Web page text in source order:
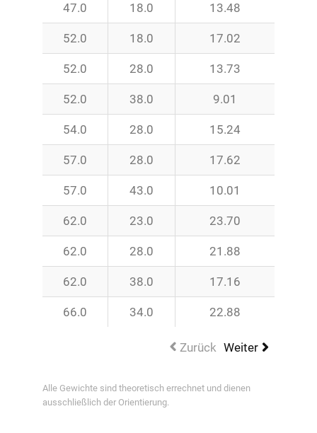
47.0 18.0 13.48
52.0 18.0 17.02
52.0 28.0 13.73
52.0 38.0 9.01
54.0 28.0 15.24
57.0 28.0 17.62
57.0 43.0 10.01
62.0 23.0 23.70
62.0 28.0 21.88
62.0 38.0 17.16
66.0 34.0 22.88
Zurück Weiter
Alle Gewichte sind theoretisch errechnet und dienen
ausschließlich der Orientierung.